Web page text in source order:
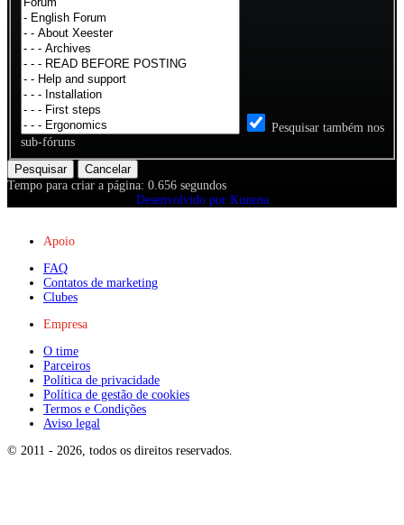
sub-fóruns
Pesquisar
Cancelar
Tempo para criar a página: 0.656 segundos
Desenvolvido por Kunena
Apoio
FAQ
Contatos de marketing
Clubes
Empresa
O time
Parceiros
Política de privacidade
Política de gestão de cookies
Termos e Condições
Aviso legal
© 2011 - 2026 , todos os direitos reservados